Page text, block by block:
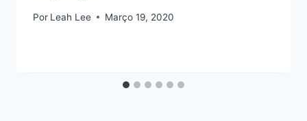
Por Leah Lee Março 19, 2020